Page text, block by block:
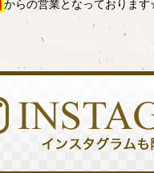
からの営業となっておりま